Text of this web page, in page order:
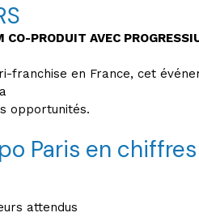
PRODUIT AVEC
franchise en France, cet
opportunités.
Paris en chiffres
attendus